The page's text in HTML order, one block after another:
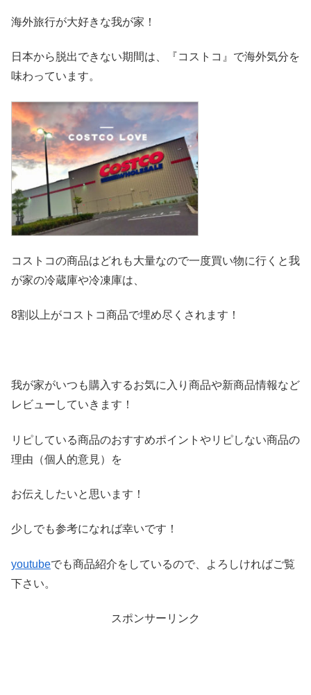
海外旅行が大好きな我が家！
日本から脱出できない期間は、『コストコ』 で海外気分を
味わっています。
コストコの商品はどれも大量なので一度買い物に行くと我
が家の冷蔵庫や冷凍庫は、
8割以上がコストコ商品で埋め尽くされます！
我が家がいつも購入するお気に入り商品や新商品情報など
レビ ューしていきます！
リピしている商品のおすすめポイントやリピしない商品の
理由（個人的意見）を
お伝えしたいと思います！
少しでも参考になれば幸いです！
youtubeでも商品紹介をしているので、よろしければご覧
下さい。
スポンサーリンク